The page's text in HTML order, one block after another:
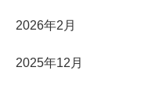
2026年2月
2025年12月